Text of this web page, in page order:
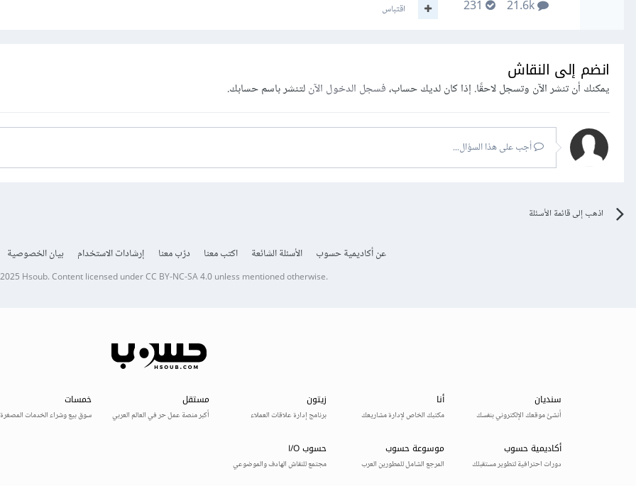
اقتباس
انضم إلى النقاش
يمكنك أن تنشر الآن وتسجل لاحقًا. إذا كان لديك حساب،فسجل الدخول الآنلتنشر باسم حسابك.
أجب على هذا السؤال...
اذهب إلى قائمة الأسئلة
عن أكاديمية حسوب الأسئلة الشائعة اكتب معنا درّب معنا إرشادات الاستخدام بيان الخصوصية
Hsoub.Content licensed underCC BY-NC-SA 4.0unless mentioned otherwise.